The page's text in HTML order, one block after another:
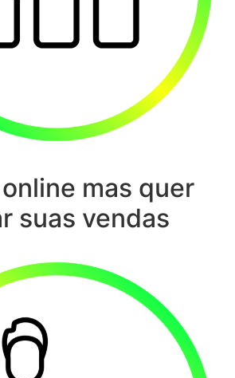
mas quer
suas vendas